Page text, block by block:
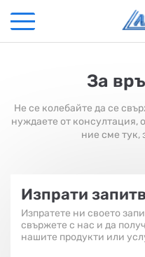
За
Не се колебайте да се
нуждаете от консултация,
ние сме тук,
Изпрати
Изпратете ни своето
свържете с нас и да
нашите продукти или